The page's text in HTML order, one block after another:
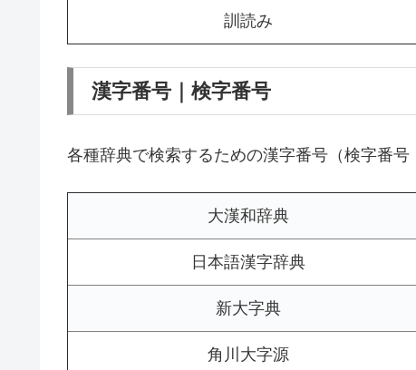
訓読み
漢字番号｜検字番号
各種辞典で検索するための漢字番号（検字番号
大漢和辞典
日本語漢字辞典
新大字典
角川大字源